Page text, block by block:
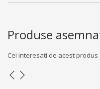
Produse
Cei interesati de acest produs